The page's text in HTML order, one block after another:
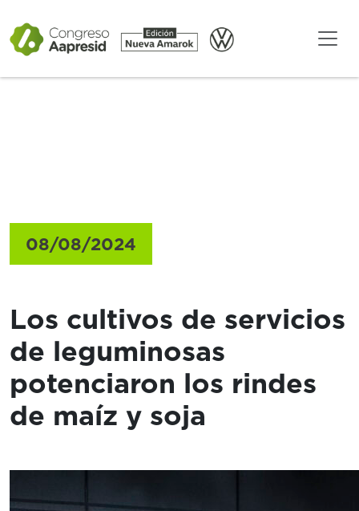
08/08/2024
Los cultivos de servicios
de leguminosas
potenciaron los rindes
de maíz y soja